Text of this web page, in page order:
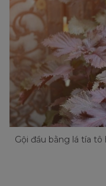
Gội đầu bằng lá tía